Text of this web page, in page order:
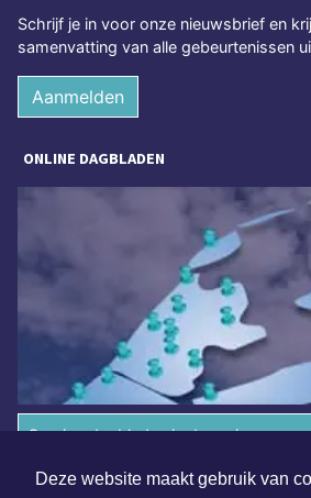
Deze website maakt gebruik van
Schrijf je in voor onze nieuwsbrief en
samenvatting van alle gebeurtenissen
Aanmelden
ONLINE DAGBLADEN
Overige dagbladen in de regio